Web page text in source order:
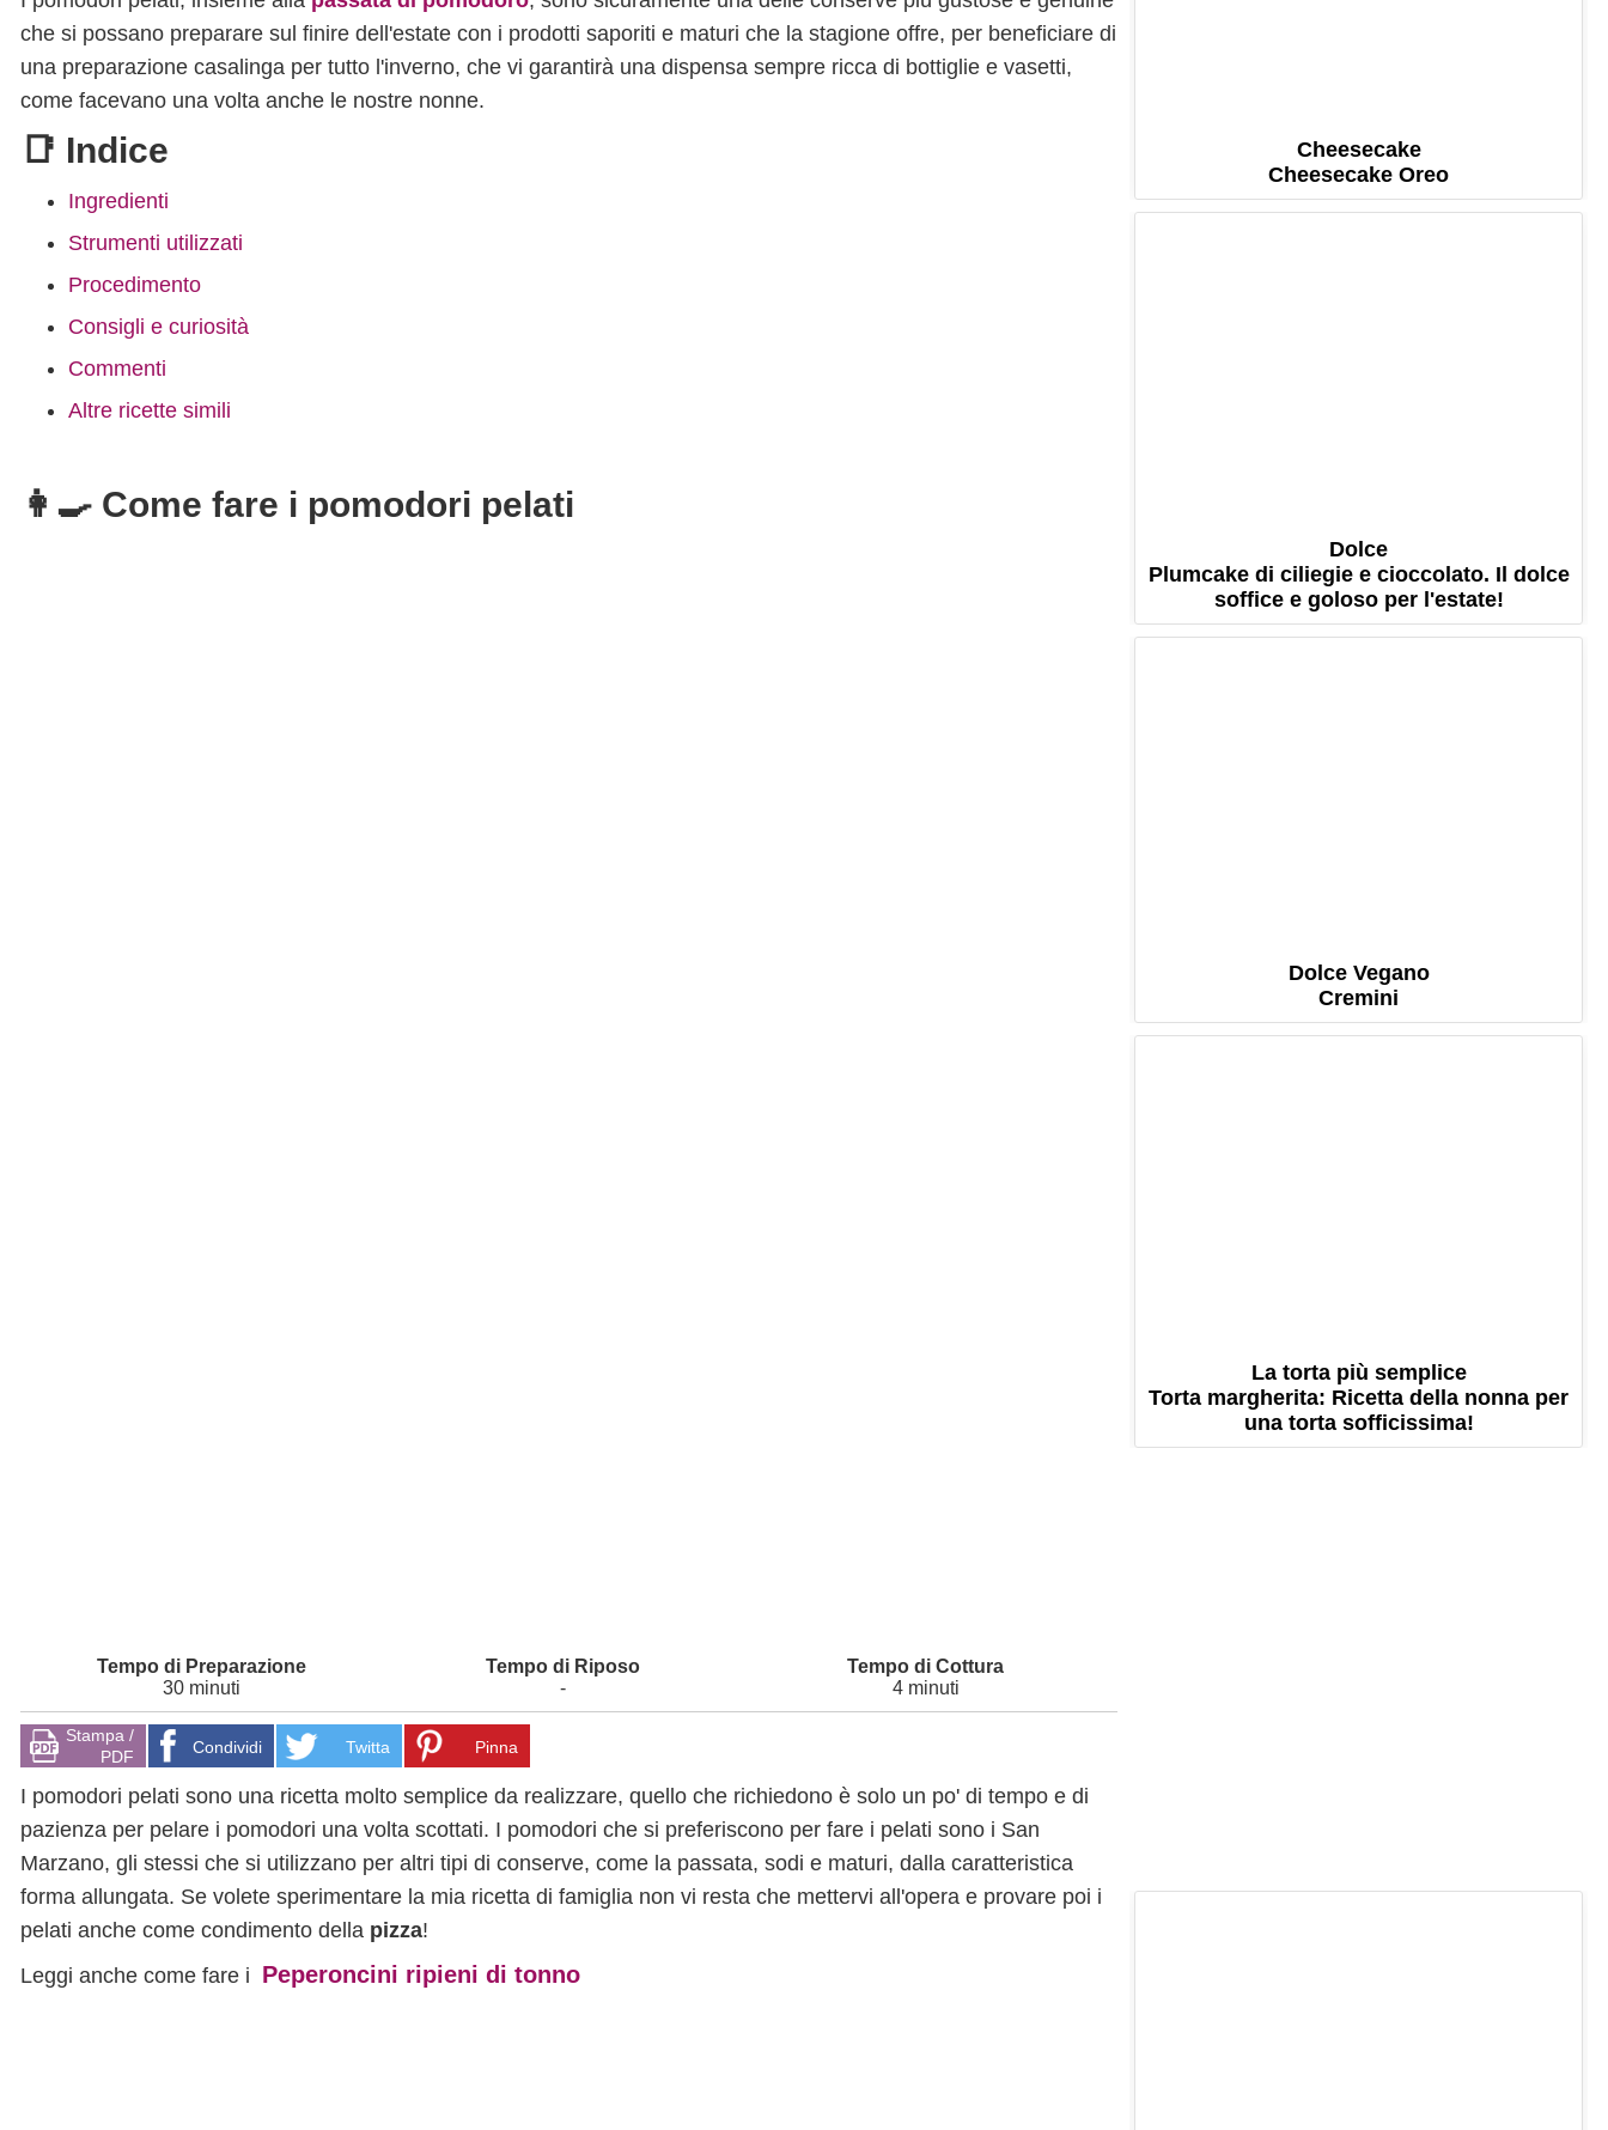
che si possano preparare sul finire dell'estate con i prodotti saporiti e maturi che la stagione offre, per beneficiare di
una preparazione casalinga per tutto l'inverno, che vi garantirà una dispensa sempre ricca di bottiglie e vasetti,
come facevano una volta anche le nostre nonne.
📑 Indice
Ingredienti
Strumenti utilizzati
Procedimento
Consigli e curiosità
Commenti
Altre ricette simili
👩‍🍳 Come fare i pomodori pelati
30 minuti - 4 minuti
Stampa /
PDF
Condividi Twitta Pinna
I pomodori pelati sono una ricetta molto semplice da realizzare, quello che richiedono è solo un po' di tempo e di
pazienza per pelare i pomodori una volta scottati. I pomodori che si preferiscono per fare i pelati sono i San
Marzano, gli stessi che si utilizzano per altri tipi di conserve, come la passata, sodi e maturi, dalla caratteristica
forma allungata. Se volete sperimentare la mia ricetta di famiglia non vi resta che mettervi all'opera e provare poi i
pelati anche come condimento della pizza!
Leggi anche come fare i Peperoncini ripieni di tonno
Cheesecake
Cheesecake Oreo
Dolce
Plumcake di ciliegie e cioccolato. Il dolce
soffice e goloso per l'estate!
Dolce Vegano
Cremini
La torta più semplice
Torta margherita: Ricetta della nonna per
una torta sofficissima!